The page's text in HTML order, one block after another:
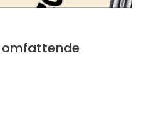
omfattende